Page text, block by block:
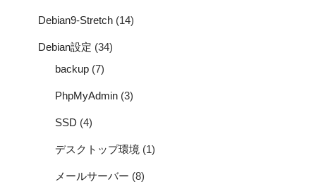
Debian9-Stretch (14)
Debian設定 (34)
backup (7)
PhpMyAdmin (3)
SSD (4)
デスクトップ環境 (1)
メールサーバー (8)